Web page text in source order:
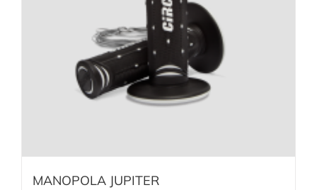
MANOPOLA JUPITER